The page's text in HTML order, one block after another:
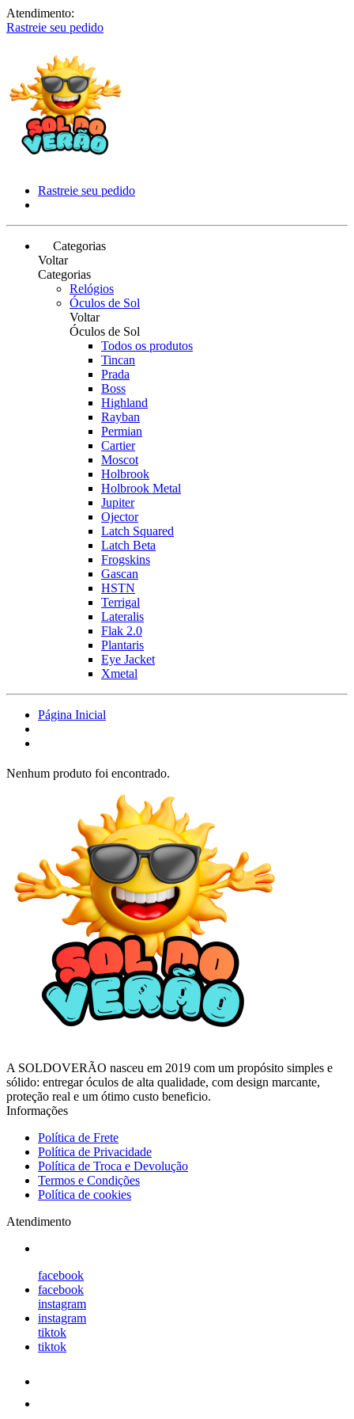
Atendimento:
Rastreie seu pedido
Rastreie seu pedido
Categorias
Voltar
Categorias
Relógios
Óculos de Sol
Voltar
Óculos de Sol
Todos os produtos
Tincan
Prada
Boss
Highland
Rayban
Permian
Cartier
Moscot
Holbrook
Holbrook Metal
Jupiter
Ojector
Latch Squared
Latch Beta
Frogskins
Gascan
HSTN
Terrigal
Lateralis
Flak 2.0
Plantaris
Eye Jacket
Xmetal
Página Inicial
Nenhum produto foi encontrado.
A SOLDOVERÃO nasceu em 2019 com um propósito simples e
sólido: entregar óculos de alta qualidade, com design marcante,
proteção real e um ótimo custo beneficio.
Informações
Política de Frete
Política de Privacidade
Política de Troca e Devolução
Termos e Condições
Política de cookies
Atendimento
facebook
facebook
instagram
instagram
tiktok
tiktok